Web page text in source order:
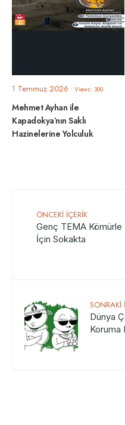
1 Temmuz 2026 • Views: 300
Mehmet Ayhan ile
Kapadokya’nın Saklı
Hazinelerine Yolculuk
ÖNCEKI İÇERIK
Genç TEMA
İçin Sokakta
SONRAKI
Dünya
Koruma